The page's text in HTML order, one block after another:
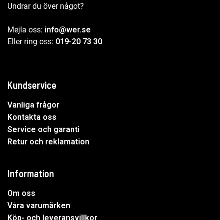
Undrar du över något?
Mejla oss: info@wer.se
Eller ring oss: 019-20 73 30
Kundservice
Vanliga frågor
Kontakta oss
Service och garanti
Retur och reklamation
Information
Om oss
Våra varumärken
Köp- och leveransvillkor